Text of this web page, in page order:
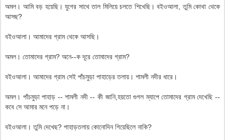
অমল। আমি বড় হয়েছি। যুগের সাথে তাল মিলিয়ে চলতে শিখেছি। বইওআলা, তুমি কোথা থেকে
আসছ?
বইওআলা। আমাদের গ্রাম থেকে আসছি।
অমল। তোমাদের গ্রাম? অনে--ক দূরে তোমাদের গ্রাম?
বইওআলা। আমাদের গ্রাম সেই পাঁচমুড়া পাহাড়ের তলায়। শামলী নদীর ধারে।
অমল। পাঁচমুড়া পাহাড় -- শামলী নদী -- কী জানি,হয়তো গুগল ম্যাপে তোমাদের গ্রাম দেখেছি --
কবে সে আমার মনে পড়ে না।
বইওআলা। তুমি দেখেছ? পাহাড়তলায় কোনোদিন গিয়েছিলে নাকি?